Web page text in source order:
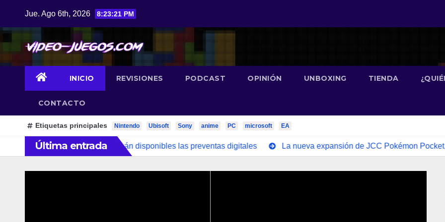
Jue. Ago 6th, 2026 8:23:21 PM
INICIO REVISIONES PODCAST OPINIÓN UNBOXING TIENDA
CONTACTO
Etiquetas principales Nintendo Ubisoft Sony anime PC microsoft EA
Última entrada
en un solo lugar; ya están disponibles las preventas digitales La nueva expansión de JCC Pokémon Pocket,